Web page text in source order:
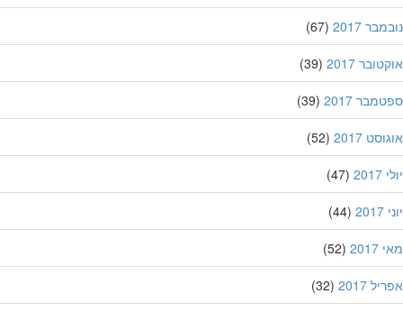
2017
(67)
2017
(39)
2017
(39)
2017
(52)
(47)
(44)
(52)
2017
(32)